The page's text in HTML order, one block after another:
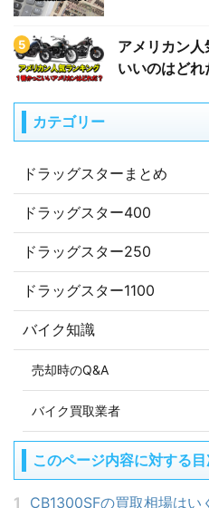
アメリカン
いいのはどれ
カテゴリー
ドラッグスターまとめ
ドラッグスター400
ドラッグスター250
ドラッグスター1100
バイク知識
売却時のQ&A
バイク買取業者
このページ内容に対する目
1 CB1300SFの買取相場はい